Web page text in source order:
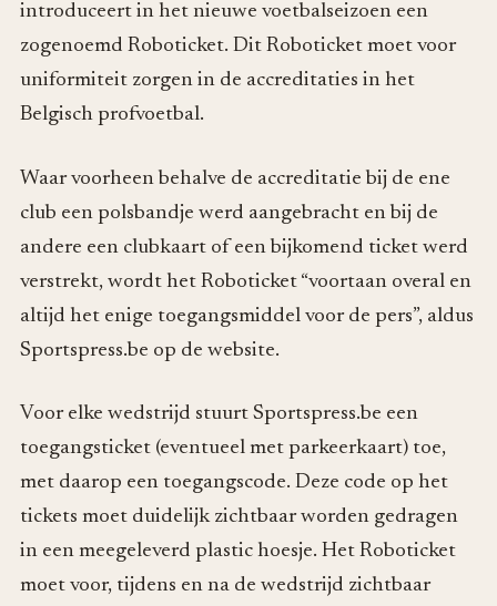
introduceert in het nieuwe voetbalseizoen een
zogenoemd Roboticket. Dit Roboticket moet voor
uniformiteit zorgen in de accreditaties in het
Belgisch profvoetbal.
Waar voorheen behalve de accreditatie bij de ene
club een polsbandje werd aangebracht en bij de
andere een clubkaart of een bijkomend ticket werd
verstrekt, wordt het Roboticket “voortaan overal en
altijd het enige toegangsmiddel voor de pers”, aldus
Sportspress.be op de website.
Voor elke wedstrijd stuurt Sportspress.be een
toegangsticket (eventueel met parkeerkaart) toe,
met daarop een toegangscode. Deze code op het
tickets moet duidelijk zichtbaar worden gedragen
in een meegeleverd plastic hoesje. Het Roboticket
moet voor, tijdens en na de wedstrijd zichtbaar